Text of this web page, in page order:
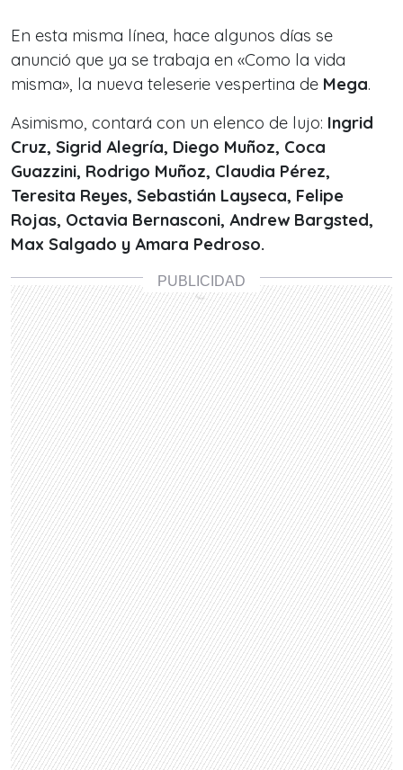
En esta misma línea, hace algunos días se
anunció que ya se trabaja en «Como la vida
misma», la nueva teleserie vespertina de Mega.
Asimismo, contará con un elenco de lujo: Ingrid
Cruz, Sigrid Alegría, Diego Muñoz, Coca
Guazzini, Rodrigo Muñoz, Claudia Pérez,
Teresita Reyes, Sebastián Layseca, Felipe
Rojas, Octavia Bernasconi, Andrew Bargsted,
Max Salgado y Amara Pedroso.